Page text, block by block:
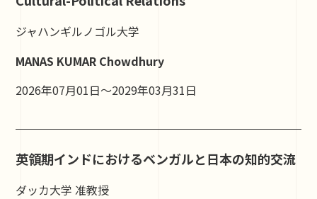
ジャハンギルノゴル大学
MANAS KUMAR Chowdhury
2026年07月01日～2029年03月31日
英領期インドにおけるベンガルと日本の知的交流
ダッカ大学 准教授